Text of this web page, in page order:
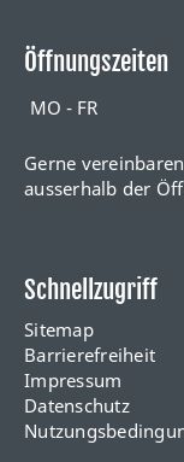
Öffnungszeiten
MO - FR
Gerne
ausserhalb der
Schnellzugriff
Sitemap
Barrierefreiheit
Impressum
Datenschutz